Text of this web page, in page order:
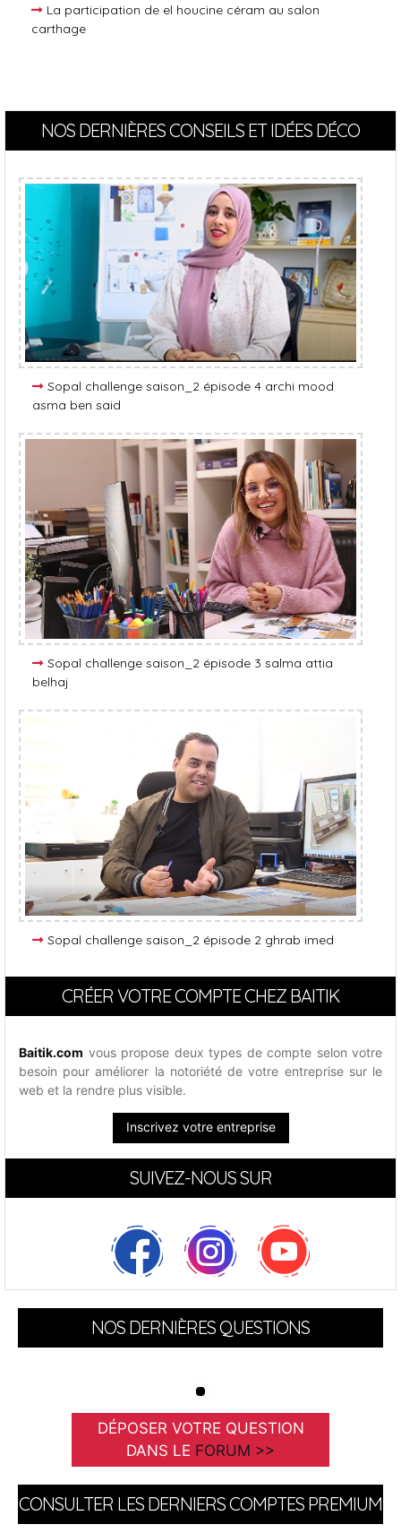
La participation de el houcine céram au salon
carthage
NOS DERNIÈRES CONSEILS ET IDÉES DÉCO
Sopal challenge saison_2 épisode 4 archi mood
asma ben said
Sopal challenge saison_2 épisode 3 salma attia
belhaj
Sopal challenge saison_2 épisode 2 ghrab imed
CRÉER VOTRE COMPTE CHEZ BAITIK
Baitik.com vous propose deux types de compte selon votre
besoin pour améliorer la notoriété de votre entreprise sur le
web et la rendre plus visible.
Inscrivez votre entreprise
SUIVEZ-NOUS SUR
NOS DERNIÈRES QUESTIONS
DÉPOSER VOTRE QUESTION
DANS LE FORUM >>
CONSULTER LES DERNIERS COMPTES PREMIUM